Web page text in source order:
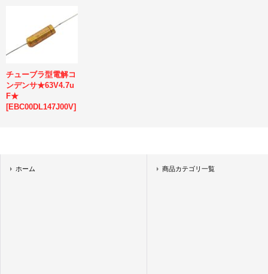
チューブラ型電解コ
ンデンサ★63V4.7u
F★
[EBC00DL147J00V]
ホーム 商品カテゴリ一覧